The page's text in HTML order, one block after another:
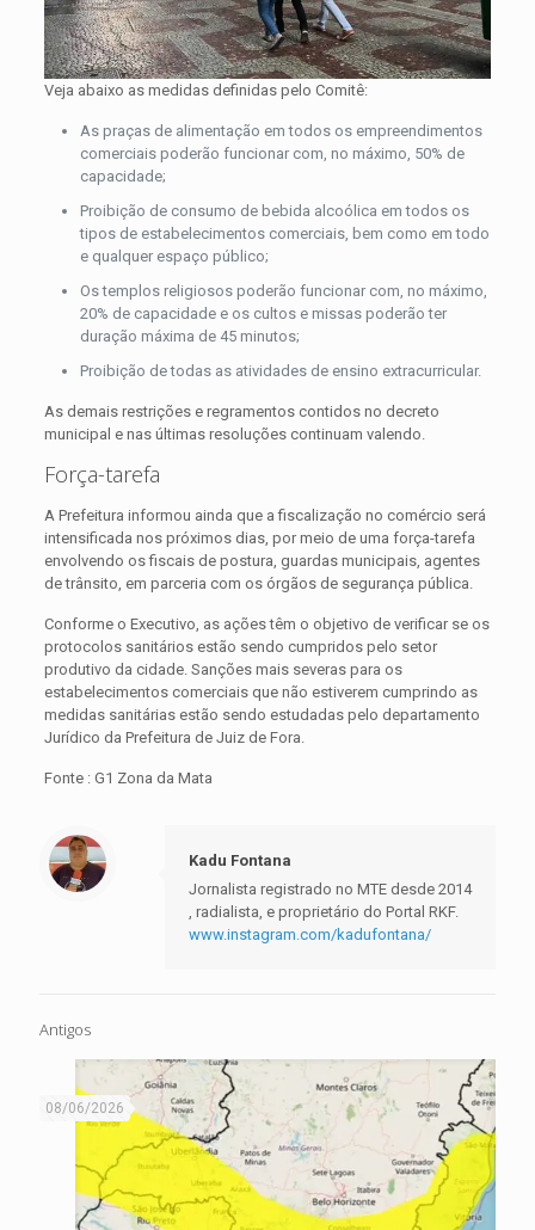
Veja abaixo as medidas definidas pelo Comitê:
As praças de alimentação em todos os empreendimentos
comerciais poderão funcionar com, no máximo, 50% de
capacidade;
Proibição de consumo de bebida alcoólica em todos os
tipos de estabelecimentos comerciais, bem como em todo
e qualquer espaço público;
Os templos religiosos poderão funcionar com, no máximo,
20% de capacidade e os cultos e missas poderão ter
duração máxima de 45 minutos;
Proibição de todas as atividades de ensino extracurricular.
As demais restrições e regramentos contidos no decreto
municipal e nas últimas resoluções continuam valendo.
Força-tarefa
A Prefeitura informou ainda que a fiscalização no comércio será
intensificada nos próximos dias, por meio de uma força-tarefa
envolvendo os fiscais de postura, guardas municipais, agentes
de trânsito, em parceria com os órgãos de segurança pública.
Conforme o Executivo, as ações têm o objetivo de verificar se os
protocolos sanitários estão sendo cumpridos pelo setor
produtivo da cidade. Sanções mais severas para os
estabelecimentos comerciais que não estiverem cumprindo as
medidas sanitárias estão sendo estudadas pelo departamento
Jurídico da Prefeitura de Juiz de Fora.
Fonte : G1 Zona da Mata
Kadu Fontana
Jornalista registrado no MTE desde 2014
, radialista, e proprietário do Portal RKF.
www.instagram.com/kadufontana/
Antigos
08/06/2026